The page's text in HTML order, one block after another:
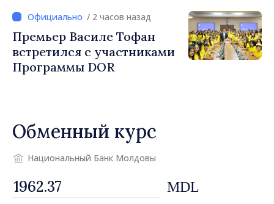
национального собрания
/ 2 часов назад
Премьер Василе Тофан
встретился с участниками
Программы DOR
Обменный курс
Национальный Банк Молдовы
MDL